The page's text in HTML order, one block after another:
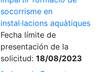
socorrisme en
instal·lacions aquàtiques
Fecha límite de
presentación de la
solicitud: 18/08/2023